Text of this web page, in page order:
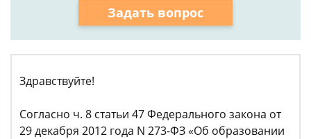
Задать вопрос
Здравствуйте!
Согласно ч. 8 статьи 47 Федерального закона от
29 декабря 2012 года N 273-ФЗ «Об образовании